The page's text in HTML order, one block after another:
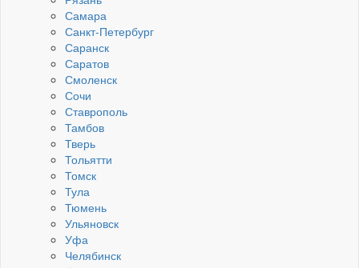
Самара
Санкт-Петербург
Саранск
Саратов
Смоленск
Сочи
Ставрополь
Тамбов
Тверь
Тольятти
Томск
Тула
Тюмень
Ульяновск
Уфа
Челябинск